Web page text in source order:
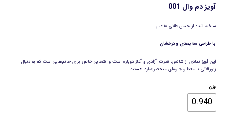
آویز دم وال 001
ساخته شده از جنس طلای ۱۸ عیار
با طراحی سه‌بعدی و درخشان
این آویز نمادی از شانس، قدرت، آزادی و آغاز دوباره است و انتخابی خاص برای خانم‌هایی است که به دنبال
زیورآلاتی با معنا و جلوه‌ای منحصربه‌فرد هستند.
وزن
0.940